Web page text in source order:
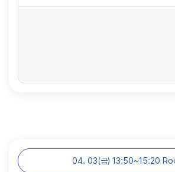
04. 03(금) 13:50~15:20